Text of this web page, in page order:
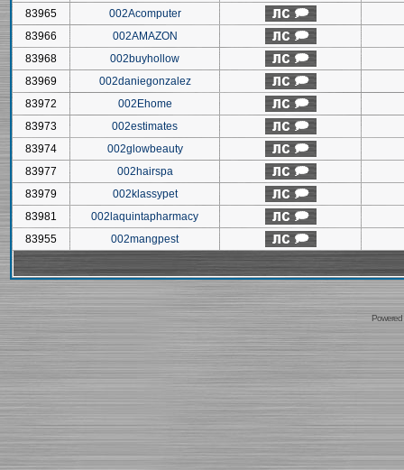
83965
002Acomputer
83966
002AMAZON
83968
002buyhollow
83969
002daniegonzalez
83972
002Ehome
83973
002estimates
83974
002glowbeauty
83977
002hairspa
83979
002klassypet
83981
002laquintapharmacy
83955
002mangpest